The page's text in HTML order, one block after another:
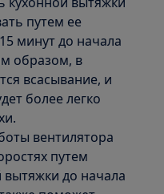
путем ее
минут до начала
образом, в
всасывание, и
более легко
вентилятора
путем
до начала